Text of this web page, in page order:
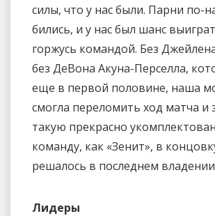
силы, что у нас были. Парни по-
бились, и у нас был шанс
горжусь командой. Без
без ДеВона Акуна-Перселла,
еще в первой половине, наша
смогла переломить ход матча и
такую прекрасно
команду, как «Зенит», в
решалось в последнем
Лидеры